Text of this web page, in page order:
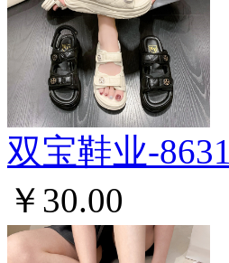
双宝鞋业-8631
￥30.00